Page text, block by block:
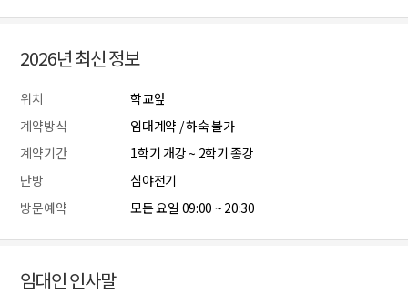
2026년 최신 정보
위치
학교앞
계약방식
임대계약 / 하숙 불가
계약기간
1학기 개강 ~ 2학기 종강
난방
심야전기
방문예약
모든 요일 09:00 ~ 20:30
임대인 인사말